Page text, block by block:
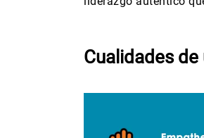
Cualidades